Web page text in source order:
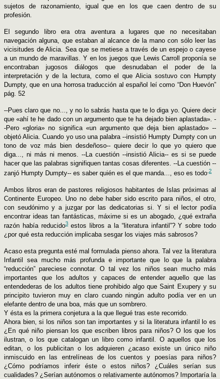
sujetos de razonamiento, igual que en los que caen dentro de su
profesión.
El segundo libro era otra aventura a lugares que no necesitaban
navegación alguna, que estaban al alcance de la mano con sólo leer las
vicisitudes de Alicia. Sea que se metiese a través de un espejo o cayese
a un mundo de maravillas. Y en los juegos que Lewis Carroll proponía se
encontraban jugosos diálogos que desnudaban el poder de la
interpretación y de la lectura, como el que Alicia sostuvo con Humpty
Dumpty, que en una horrosa traducción al español leí como “Don Huevón”
pág. 52
--Pues claro que no..., y no lo sabrás hasta que te lo diga yo. Quiere decir
que «ahí te he dado con un argumento que te ha dejado bien aplastada». -
-Pero «gloria» no significa «un argumento que deja bien aplastado» --
objetó Alicia. Cuando yo uso una palabra --insistió Humpty Dumpty con un
tono de voz más bien desdeñoso-- quiere decir lo que yo quiero que
diga..., ni más ni menos. --La cuestión --insistió Alicia-- es si se puede
hacer que las palabras signifiquen tantas cosas diferentes. --La cuestión --
zanjó Humpty Dumpty-- es saber quién es el que manda..., eso es todo 2
Ambos libros eran de pastores religiosos habitantes de Islas próximas al
Continente Europeo. Uno no debe haber sido escrito para niños, el otro,
con seudónimo y a juzgar por las dedicatorias si. Y si el lector podía
encontrar ideas tan fantásticas, máxime si es un abogado, ¿qué extraña
razón había reducido3estos libros a la “literatura infantil”? Y sobre todo
¿por qué esta reducción implicaba sesgar los viajes más sabrosos?
Acaso esta pregunta esté mal formulada pienso ahora. Tal vez la literatura
Infantil sea mucho más profunda e importante que lo que la palabra
“reducción” pareciese connotar. O tal vez los niños sean mucho más
importantes que los adultos y capaces de entender aquello que las
entendederas de los adultos tiene prohibido algo que Saint Exupery y su
principito tuvieron muy en claro cuando ningún adulto podía ver en un
elefante dentro de una boa, más que un sombrero.
Y ésta es la primera conjetura a la que llegué tras este recorrido.
Ahora bien, si los niños son tan importantes y si la literatura infantil lo es
¿En qué niño piensan los que escriben libros para niños? O los que los
ilustran, o los que catalogan un libro como infantil. O aquellos que los
editan, o los publicitan o los adquieren ¿acaso existe un único niño
inmiscuido en las entrelíneas de los cuentos y poesías para niños?
¿Cómo podríamos inferir éste o estos niños? ¿Cuáles serían sus
cualidades? ¿Serían autónomos o relativamente autónomos? Importaría la